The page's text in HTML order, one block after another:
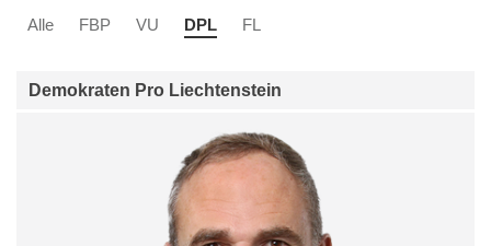
Alle FBP VU DPL FL
Demokraten Pro Liechtenstein